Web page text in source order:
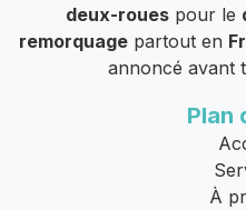
deux-roues pour le
remorquagepartout en
annoncé avant
Plan
À